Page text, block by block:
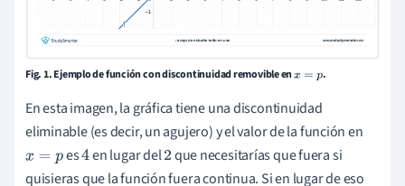
Fig. 1. Ejemplo de función con discontinuidad removible enx= p .
En esta imagen, la gráfica tiene una discontinuidad
eliminable (es decir, un agujero) y el valor de la función en
x= p es4en lugar del2que necesitarías que fuera si
quisieras que la función fuera continua. Si en lugar de eso